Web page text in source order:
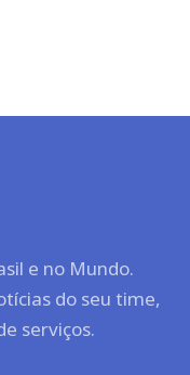
e no Mundo.
do seu time,
serviços.